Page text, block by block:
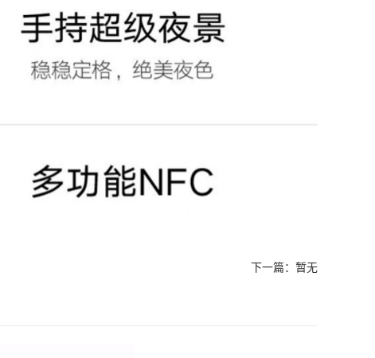
下一篇：暂无